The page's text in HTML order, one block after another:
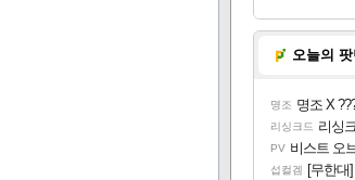
오늘의 팟
명조 명조 X
리싱크드 리싱
PV 비스트 오브
섭컬겜 [무한대]